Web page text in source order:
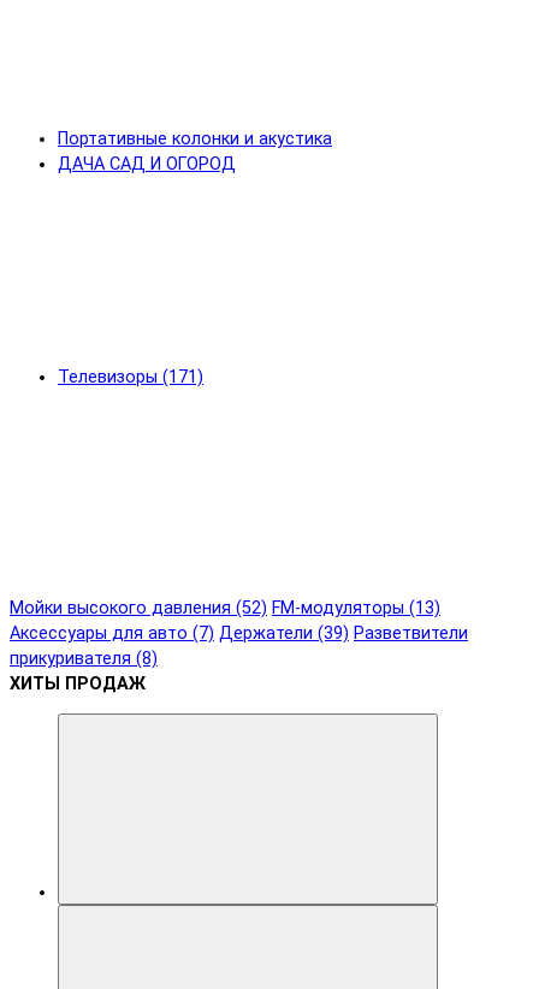
Портативные колонки и акустика
ДАЧА САД И ОГОРОД
Телевизоры (171)
Мойки высокого давления (52) FM-модуляторы (13)
Аксессуары для авто (7) Держатели (39) Разветвители
прикуривателя (8)
ХИТЫ ПРОДАЖ